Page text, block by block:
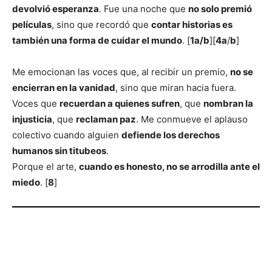
devolvió esperanza. Fue una noche que no solo premió
películas, sino que recordó que contar historias es
también una forma de cuidar el mundo. [1a/b][4a/b]
Me emocionan las voces que, al recibir un premio, no se
encierran en la vanidad, sino que miran hacia fuera.
Voces que recuerdan a quienes sufren, que nombran la
injusticia, que reclaman paz. Me conmueve el aplauso
colectivo cuando alguien defiende los derechos
humanos sin titubeos.
Porque el arte, cuando es honesto, no se arrodilla ante el
miedo. [8]